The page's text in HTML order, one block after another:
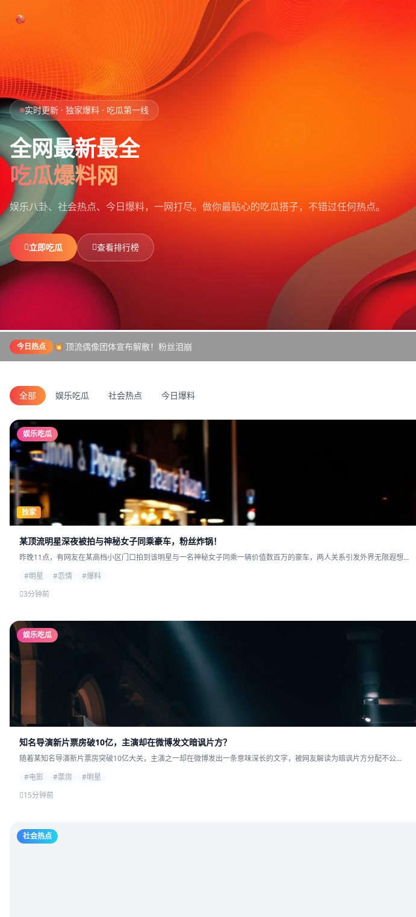
首页
娱乐吃瓜
社会热点
今日爆料
排行榜
社区
实时更新 · 独家爆料 · 吃瓜第一线
全网最新最全
吃瓜爆料网
娱乐八卦、社会热点、今日爆料，一网打尽。 做你最贴心的吃瓜搭子，不错过任何热点。
立即吃瓜 查看排行榜
今日热点 💥 顶流偶像团体宣布解散！粉丝泪崩
全部 娱乐吃瓜 社会热点 今日爆料
娱乐吃瓜
独家
某顶流明星深夜被拍与神秘女子同乘豪车，粉丝炸锅！
昨晚11点，有网友在某高档小区门口拍到该明星与一名神秘女子同乘一辆价值数百万的豪车，两人关系引发外界无限遐想...
#明星
#恋情
#爆料
3分钟前
娱乐吃瓜
知名导演新片票房破10亿，主演却在微博发文暗讽片方？
随着某知名导演新片票房突破10亿大关，主演之一却在微博发出一条意味深长的文字，被网友解读为暗讽片方分配不公...
#电影
#票房
#明星
15分钟前
社会热点